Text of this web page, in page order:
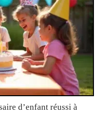
d’enfant réussi à